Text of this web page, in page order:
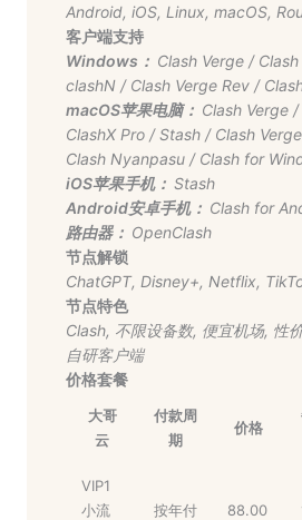
Android, iOS, Linux, macOS,
客户端支持
Windows： Clash Verge/
clashN/ Clash Verge Rev/
macOS苹果电脑： Clash Verge/
ClashX Pro/Stash/ Clash
Clash Nyanpasu/ Clash for
iOS苹果手机： Stash
Android安卓手机： Clash for
路由器： OpenClash
节点解锁
ChatGPT, Disney+, Netflix,
节点特色
Clash, 不限设备数, 便宜机场, 性
自研客户端
价格套餐
大哥
云
付款周
期
价格
VIP1
小流
按年付 88.00